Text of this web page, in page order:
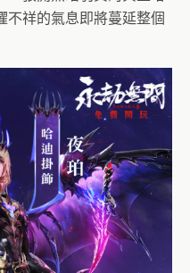
不祥的氣息即將蔓延整個